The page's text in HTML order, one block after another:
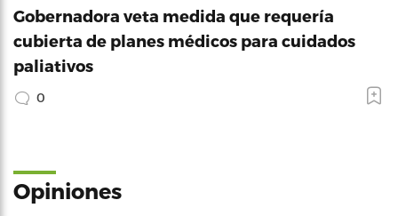
Gobernadora veta medida que requería
cubierta de planes médicos para cuidados
paliativos
0
Opiniones